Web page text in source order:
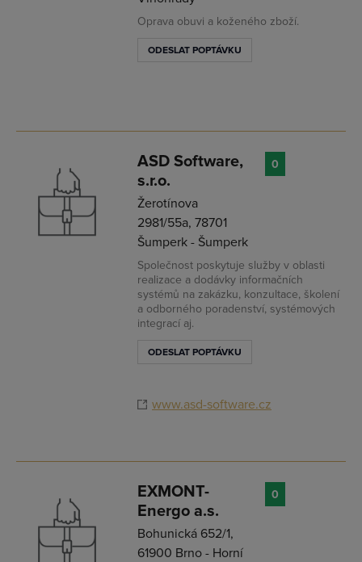
Oprava obuvi a koženého zboží.
ODESLAT POPTÁVKU
ASD Software,
s.r.o.
Žerotínova
2981/55a, 78701
Šumperk - Šumperk
Společnost poskytuje služby v oblasti
realizace a dodávky informačních
systémů na zakázku, konzultace, školení
a odborného poradenství, systémových
integrací aj.
ODESLAT POPTÁVKU
www.asd-software.cz
0
EXMONT-
Energo a.s.
Bohunická 652/1,
61900 Brno - Horní
0